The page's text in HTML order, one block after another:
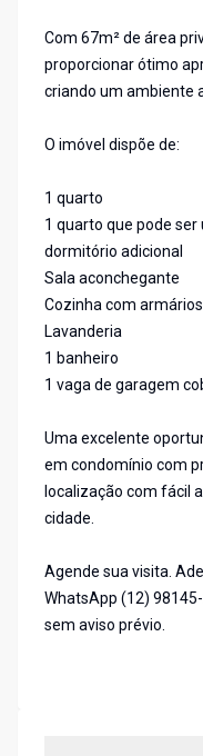
Com 67m² de área
proporcionar ótimo
criando um ambiente
O imóvel dispõe de:
1 quarto
1 quarto que pode
dormitório adicional
Sala aconchegante
Cozinha com armários
Lavanderia
1 banheiro
1 vaga de garagem
Uma excelente
em condomínio com
localização com fácil
cidade.
Agende sua visita.
WhatsApp (12)
sem aviso prévio.